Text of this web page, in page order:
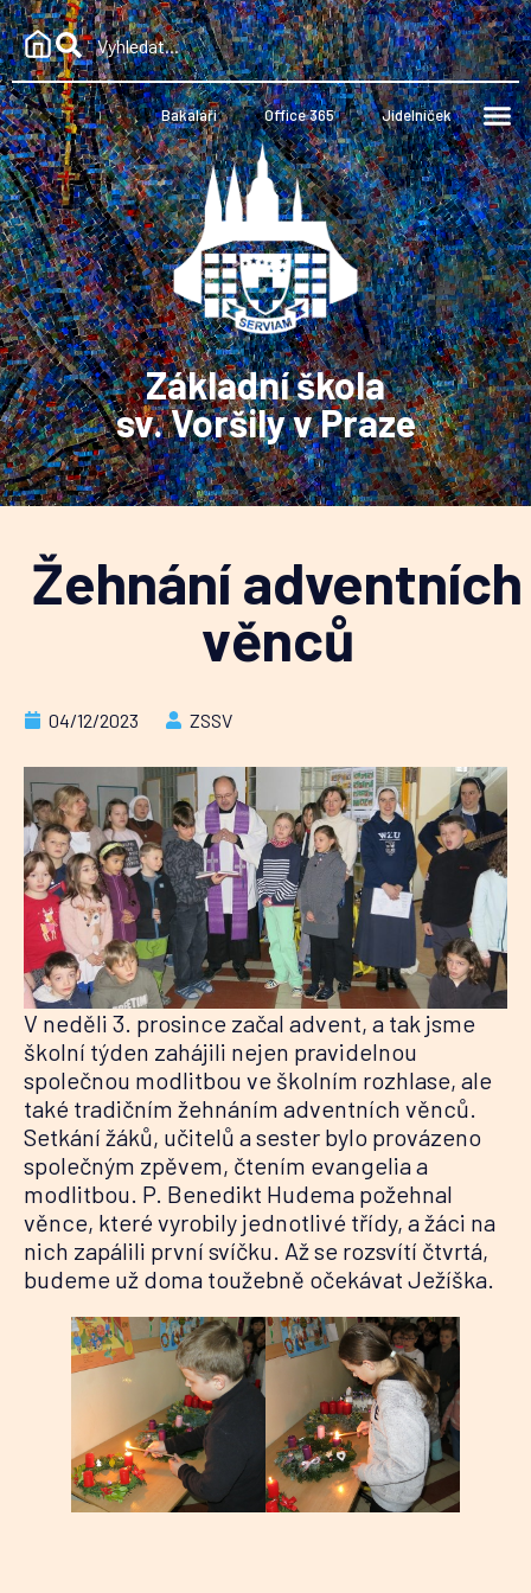
Bakaláři Office 365 Jídelníček
Základní škola
sv. Voršily v Praze
Žehnání adventních
věnců
04/12/2023 ZSSV
V neděli 3. prosince začal advent, a tak jsme
školní týden zahájili nejen pravidelnou
společnou modlitbou ve školním rozhlase, ale
také tradičním žehnáním adventních věnců.
Setkání žáků, učitelů a sester bylo provázeno
společným zpěvem, čtením evangelia a
modlitbou. P. Benedikt Hudema požehnal
věnce, které vyrobily jednotlivé třídy, a žáci na
nich zapálili první svíčku. Až se rozsvítí čtvrtá,
budeme už doma toužebně očekávat Ježíška.